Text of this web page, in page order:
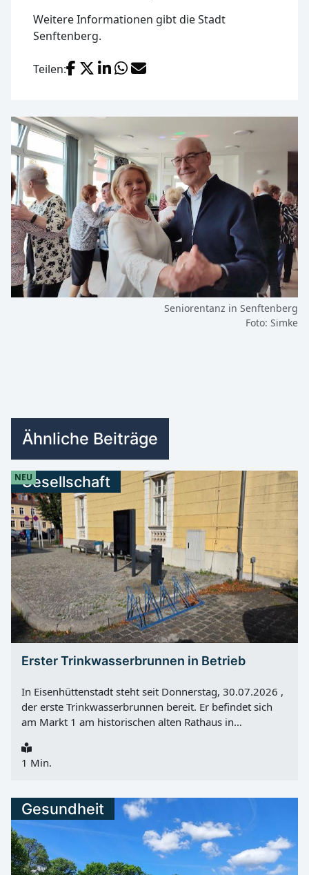
Weitere Informationen gibt die Stadt
Senftenberg.
Teilen: Facebook
X (Twitter)
LinkedIn
WhatsApp
Seniorentanz in Senftenberg
Foto: Simke
Ähnliche Beiträge
Gesellschaft
NEU
Erster Trinkwasserbrunnen in Betrieb
In Eisenhüttenstadt steht seit Donnerstag, 30.07.2026 ,
der erste Trinkwasserbrunnen bereit. Er befindet sich
am Markt 1 am historischen alten Rathaus in
kostenlose Möglichkeit, frisches Trinkwasser zu trinken
oder Flaschen aufzufüllen. Die Errichtung des Brunnens
Trinkwasser- und Abwasserzweckverband Oderaue
(TAZV) abgeschlossen. Nach erfolgreicher Beprobung
der Trinkwasserqualität konnte der Brunnen in Betrieb
genommen werden. Kostenloses Trinkwasser im
Stadtgebiet Vor allem an warmen Sommertagen soll
1 Min.
Gesundheit